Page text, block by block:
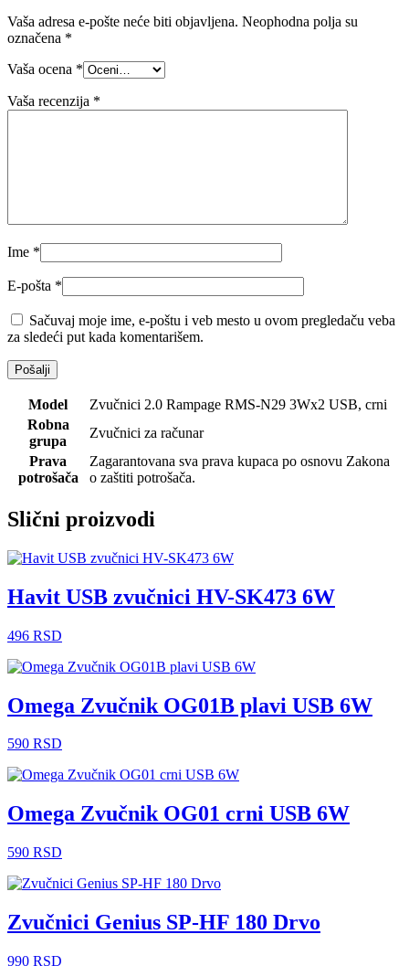
Vaša adresa e-pošte neće biti objavljena. Neophodna polja su
označena *
Vaša ocena *
Vaša recenzija *
Ime *
E-pošta *
Sačuvaj moje ime, e-poštu i veb mesto u ovom pregledaču veba
za sledeći put kada komentarišem.
Model
Zvučnici 2.0 Rampage RMS-N29 3Wx2 USB, crni
Robna
grupa
Zvučnici za računar
Prava
potrošača
Zagarantovana sva prava kupaca po osnovu Zakona
o zaštiti potrošača.
Slični proizvodi
Havit USB zvučnici HV-SK473 6W
496 RSD
Omega Zvučnik OG01B plavi USB 6W
590 RSD
Omega Zvučnik OG01 crni USB 6W
590 RSD
Zvučnici Genius SP-HF 180 Drvo
990 RSD